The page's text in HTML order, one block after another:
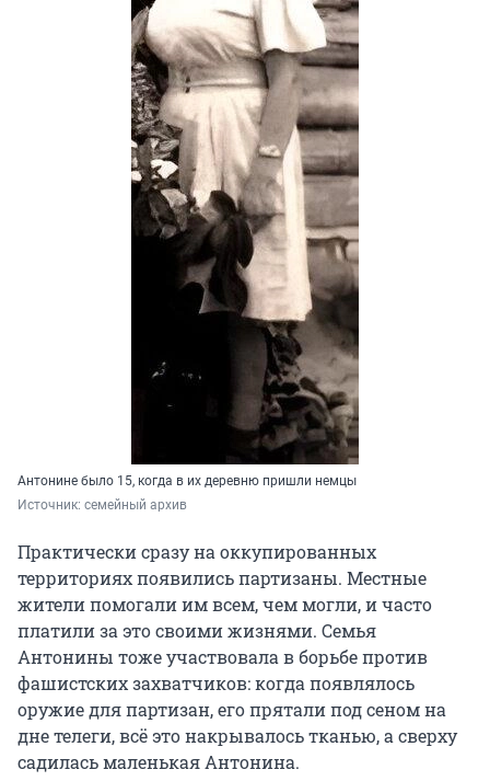
Антонине было 15, когда в их деревню пришли немцы
Источник: семейный архив
Практически сразу на оккупированных
территориях появились партизаны. Местные
жители помогали им всем, чем могли, и часто
платили за это своими жизнями. Семья
Антонины тоже участвовала в борьбе против
фашистских захватчиков: когда появлялось
оружие для партизан, его прятали под сеном на
дне телеги, всё это накрывалось тканью, а сверху
садилась маленькая Антонина.